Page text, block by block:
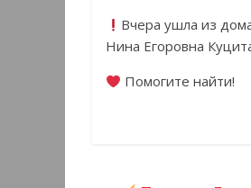
Вчера ушла из
Нина Егоровна
Помогите найти!